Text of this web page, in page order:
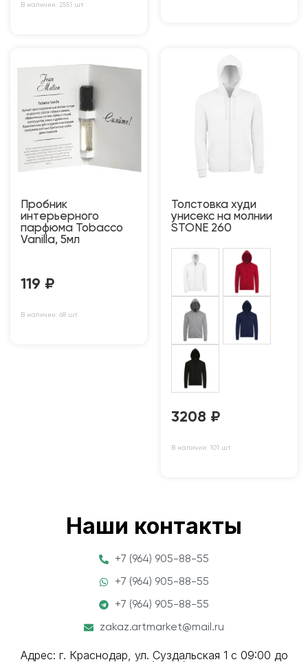
В наличии: 2551 шт
Пробник
интерьерного
парфюма Tobacco
Vanilla, 5мл
119 ₽
В наличии: 68 шт
Толстовка худи
унисекс на молнии
STONE 260
3208 ₽
В наличии: 101 шт
Наши контакты
+7 (964) 905-88-55
+7 (964) 905-88-55
+7 (964) 905-88-55
zakaz.artmarket@mail.ru
Адрес: г. Краснодар, ул. Суздальская 1 с 09:00 до